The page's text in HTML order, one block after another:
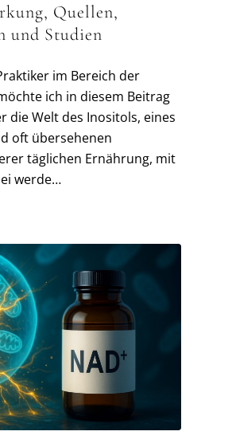
Quellen,
und Studien
im Bereich der
ich in diesem Beitrag
die Welt des Inositols, eines
oft übersehenen
täglichen Ernährung, mit
werde…